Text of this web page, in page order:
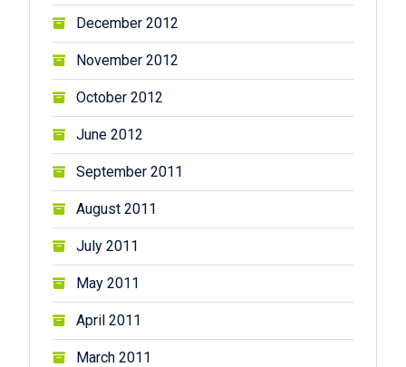
December 2012
November 2012
October 2012
June 2012
September 2011
August 2011
July 2011
May 2011
April 2011
March 2011